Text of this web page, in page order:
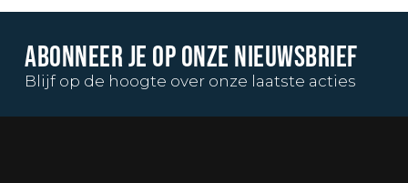
ABONNEER JE OP ONZE NIEUWSBRIEF
Blijf op de hoogte over onze laatste acties